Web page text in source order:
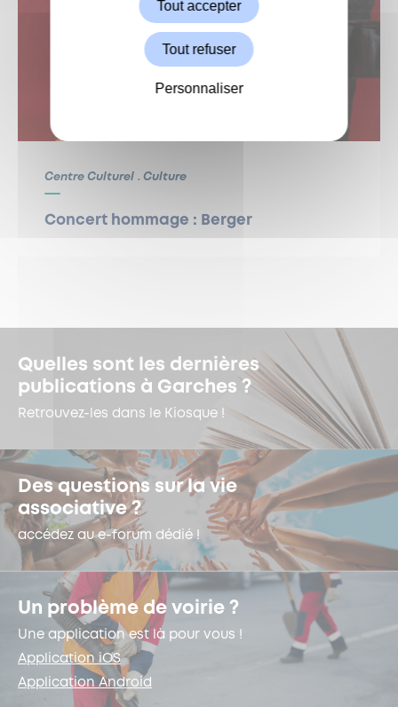
Centre Culturel Culture
Concert hommage : Berger
Quelles sont les dernières
publications à Garches ?
Retrouvez-les dans le Kiosque !
Des questions sur la vie
associative ?
accédez au e-forum dédié !
Un problème de voirie ?
Une application est là pour vous !
Application iOS
Application Android
Tout accepter
Tout refuser
Personnaliser